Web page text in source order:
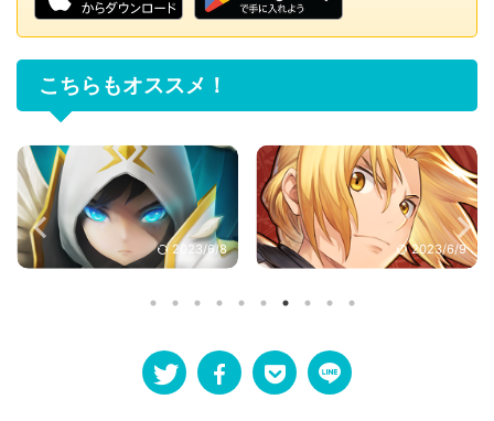
こちらもオススメ！
2023/6/8 2023/6/9